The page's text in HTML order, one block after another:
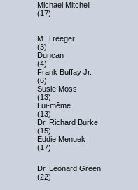
Michael Mitchell
(17)
M. Treeger
(3)
Duncan
(4)
Frank Buffay Jr.
(6)
Susie Moss
(13)
Lui-même
(13)
Dr. Richard Burke
(15)
Eddie Menuek
(17)
Dr. Leonard Green
(22)